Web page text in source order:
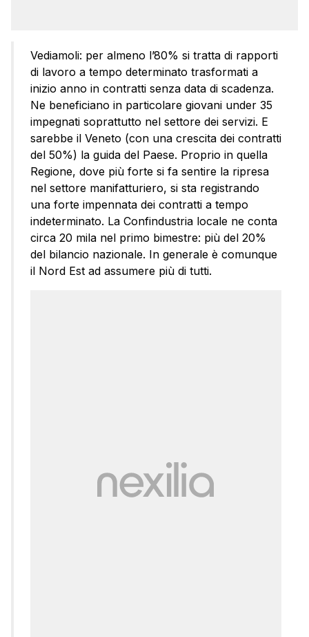
Vediamoli: per almeno l’80% si tratta di rapporti
di lavoro a tempo determinato trasformati a
inizio anno in contratti senza data di scadenza.
Ne beneficiano in particolare giovani under 35
impegnati soprattutto nel settore dei servizi. E
sarebbe il Veneto (con una crescita dei contratti
del 50%) la guida del Paese. Proprio in quella
Regione, dove più forte si fa sentire la ripresa
nel settore manifatturiero, si sta registrando
una forte impennata dei contratti a tempo
indeterminato. La Confindustria locale ne conta
circa 20 mila nel primo bimestre: più del 20%
del bilancio nazionale. In generale è comunque
il Nord Est ad assumere più di tutti.